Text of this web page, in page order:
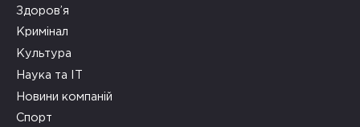
Здоров’я
Кримінал
Культура
Наука та ІТ
Новини компаній
Спорт